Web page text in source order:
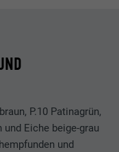
P.10 Patinagrün,
und Eiche beige-grau
und
Attribut für alle
vorhanden ist